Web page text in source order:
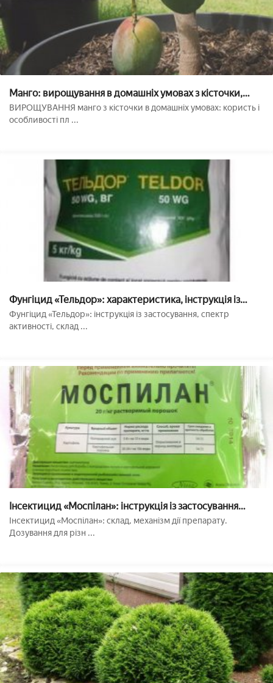
Манго: вирощування в домашніх умовах з кісточки,
посадка і щеплення плодоносних бруньок
ВИРОЩУВАННЯ манго з кісточки в домашніх умовах: користь і
особливості пл ...
Фунгіцид «Тельдор»: характеристика, інструкція із
застосування
Фунгіцид «Тельдор»: інструкція із застосування, спектр
активності, склад ...
Інсектицид «Моспілан»: інструкція із застосування
препарату
Інсектицид «Моспілан»: склад, механізм дії препарату.
Дозування для різн ...